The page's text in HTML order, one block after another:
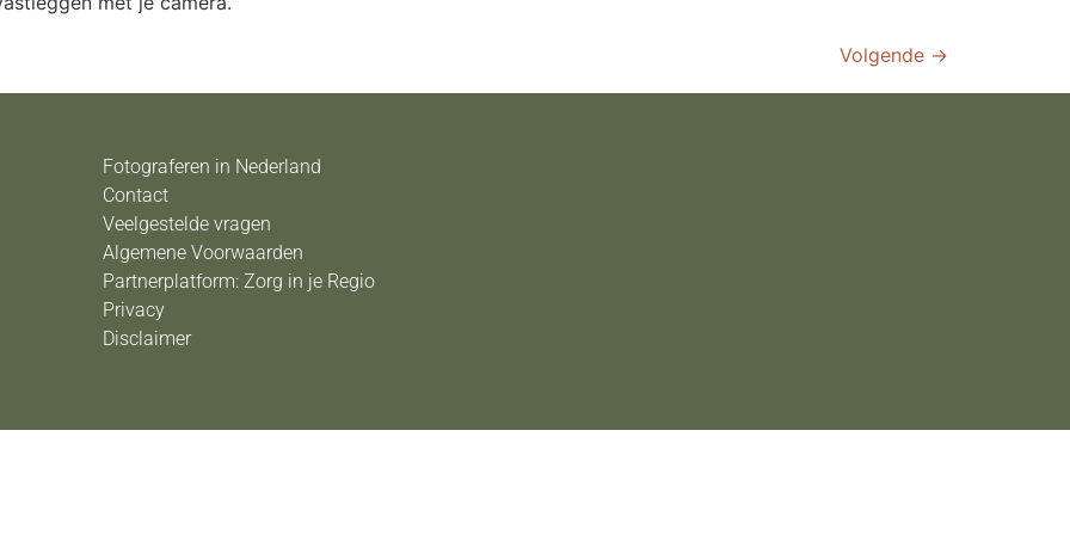
Volgende →
Fotograferen in Nederland
Contact
Veelgestelde vragen
Algemene Voorwaarden
Partnerplatform: Zorg in je Regio
Privacy
Disclaimer